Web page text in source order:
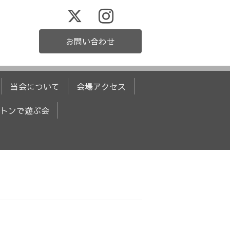
お問い合わせ
当会について 会場アクセス
ンで遊ぶ会